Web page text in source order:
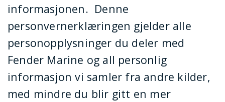
informasjonen. Denne
personvernerklæringen gjelder alle
personopplysninger du deler med
Fender Marine og all personlig
informasjon vi samler fra andre kilder,
med mindre du blir gitt en mer